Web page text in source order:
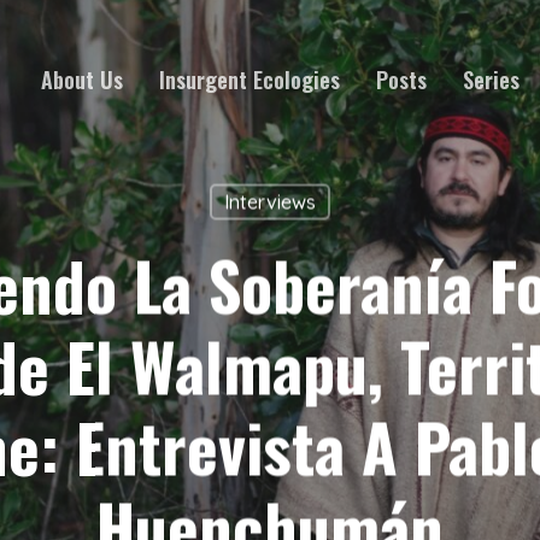
About Us Insurgent Ecologies Posts Series
Interviews
La Soberanía
El Walmapu,
Entrevista A